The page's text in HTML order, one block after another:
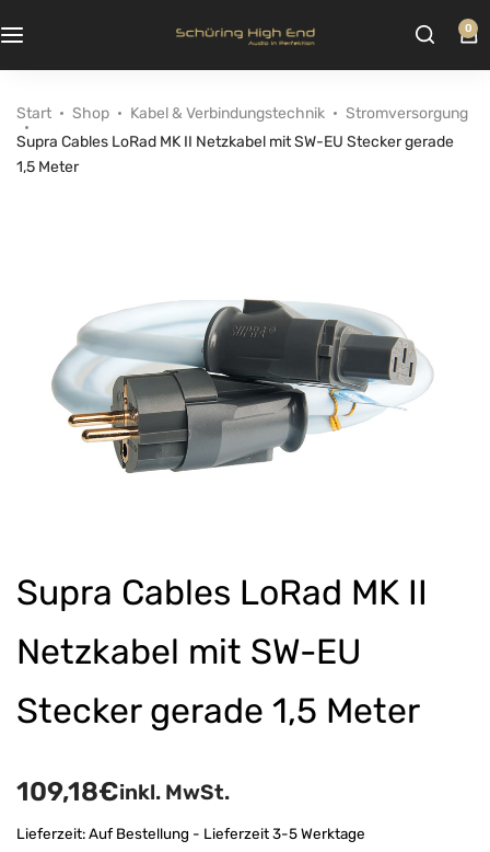
0
Start Shop Kabel & Verbindungstechnik
Stromversorgung
Supra Cables LoRad MK II Netzkabel mit SW-EU Stecker gerade
1,5 Meter
Supra Cables LoRad MK II
Netzkabel mit SW-EU
Stecker gerade 1,5 Meter
109,18€inkl. MwSt.
Lieferzeit:Auf Bestellung - Lieferzeit 3-5 Werktage